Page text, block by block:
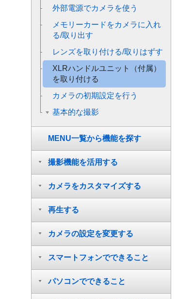
外部電源でカメラを使う
メモリーカードをカメラに入れ
る/取り出す
レンズを取り付ける/取りはずす
XLRハンドルユニット（付属）
を取り付ける
カメラの初期設定を行う
基本的な撮影
MENU一覧から機能を探す
撮影機能を活用する
カメラをカスタマイズする
再生する
カメラの設定を変更する
スマートフォンでできること
パソコンでできること